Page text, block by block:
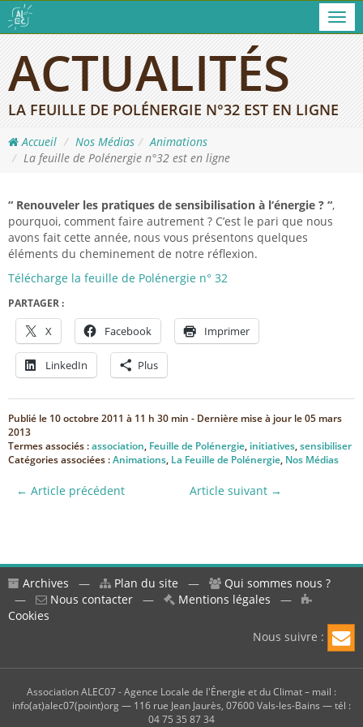
ACTUALITÉS
LA FEUILLE DE POLÉNERGIE N°32 EST EN LIGNE
Accueil Nos Médias
Animations
La feuille de Polénergie n°32 est en ligne
“ Renouveler les pratiques de sensibilisation à l‘énergie ? “,
pourquoi, comment faire autrement ? C’est le pari que nous
avons fait cette année, nous vous présentons quelques
éléments du cheminement de notre réflexion.
Télécharge la feuille de Polénergie n° 32
PARTAGER :
X Facebook Imprimer
LinkedIn Plus
Publié le 10 octobre 2011 à 11 h 30 min - Dernière mise à jour le05 mars
2013
Termes associés :association, Feuille de Polénergie, initiatives,sensibiliser
Catégories associées :Animations, La Feuille de Polénergie, Nos Médias
← Article précédent Article suivant →
Archives — Plan du site —
Qui sommes nous ?
—
Nous contacter — Mentions légales —
Cookies
Nous suivre :
Association ALEC07 - Agence Locale de l'Énergie et du Climat – mail :
info(at)alec07(point)org — 116 rue Jean Jaurès, 07600 Vals-les-Bains — tél :
04 75 35 87 34